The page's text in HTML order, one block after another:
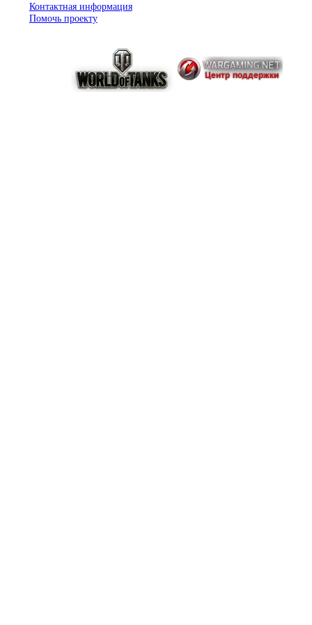
Контактная информация
Помочь проекту